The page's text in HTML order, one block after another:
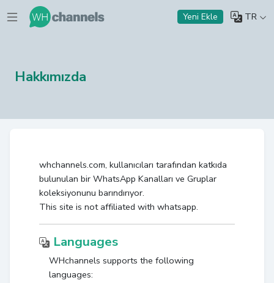
Yeni Ekle TR
Hakkımızda
whchannels.com, kullanıcıları tarafından katkıda
bulunulan bir WhatsApp Kanalları ve Gruplar
koleksiyonunu barındırıyor.
This site is not affiliated with whatsapp.
Languages
WHchannels supports the following
languages: